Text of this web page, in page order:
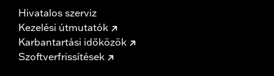
Hivatalos szerviz
Kezelési útmutatók
Karbantartási időközök
Szoftverfrissítések